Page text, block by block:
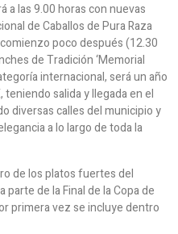
a las 9.00 horas con nuevas
de Caballos de Pura Raza
poco después (12.30
de Tradición ‘Memorial
internacional, será un año
teniendo salida y llegada en el
diversas calles del municipio y
a lo largo de toda la
de los platos fuertes del
de la Final de la Copa de
primera vez se incluye dentro